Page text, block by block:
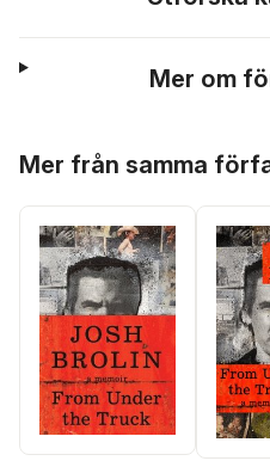
Mer om
Mer från samma